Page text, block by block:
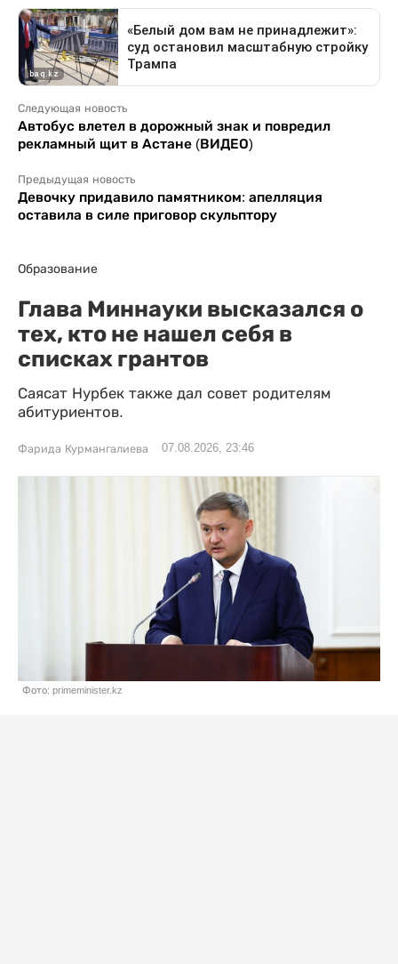
Следующая новость
Автобус влетел в дорожный знак и повредил
рекламный щит в Астане (ВИДЕО)
Предыдущая новость
Девочку придавило памятником: апелляция
оставила в силе приговор скульптору
Образование
Глава Миннауки высказался о
тех, кто не нашел себя в
списках грантов
Саясат Нурбек также дал совет родителям
абитуриентов.
Фарида Курмангалиева 07.08.2026, 23:46
Фото: primeminister.kz